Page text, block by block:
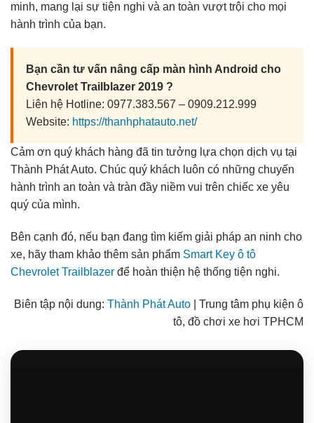
minh, mang lại sự tiện nghi và an toàn vượt trội cho mọi
hành trình của bạn.
Bạn cần tư vấn nâng cấp màn hình Android cho
Chevrolet Trailblazer 2019 ?
Liên hệ Hotline: 0977.383.567 – 0909.212.999
Website: https://thanhphatauto.net/
Cảm ơn quý khách hàng đã tin tưởng lựa chọn dịch vụ tại
Thành Phát Auto. Chúc quý khách luôn có những chuyến
hành trình an toàn và tràn đầy niềm vui trên chiếc xe yêu
quý của mình.
Bên cạnh đó, nếu bạn đang tìm kiếm giải pháp an ninh cho
xe, hãy tham khảo thêm sản phẩm Smart Key ô tô
Chevrolet Trailblazer để hoàn thiện hệ thống tiện nghi.
Biên tập nội dung: Thành Phát Auto | Trung tâm phụ kiện ô
tô, đồ chơi xe hơi TPHCM